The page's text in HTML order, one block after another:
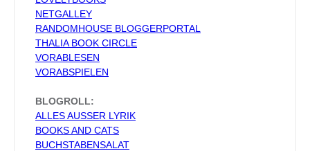
NETGALLEY
RANDOMHOUSE BLOGGERPORTAL
THALIA BOOK CIRCLE
VORABLESEN
VORABSPIELEN
BLOGROLL:
ALLES AUSSER LYRIK
BOOKS AND CATS
BUCHSTABENSALAT